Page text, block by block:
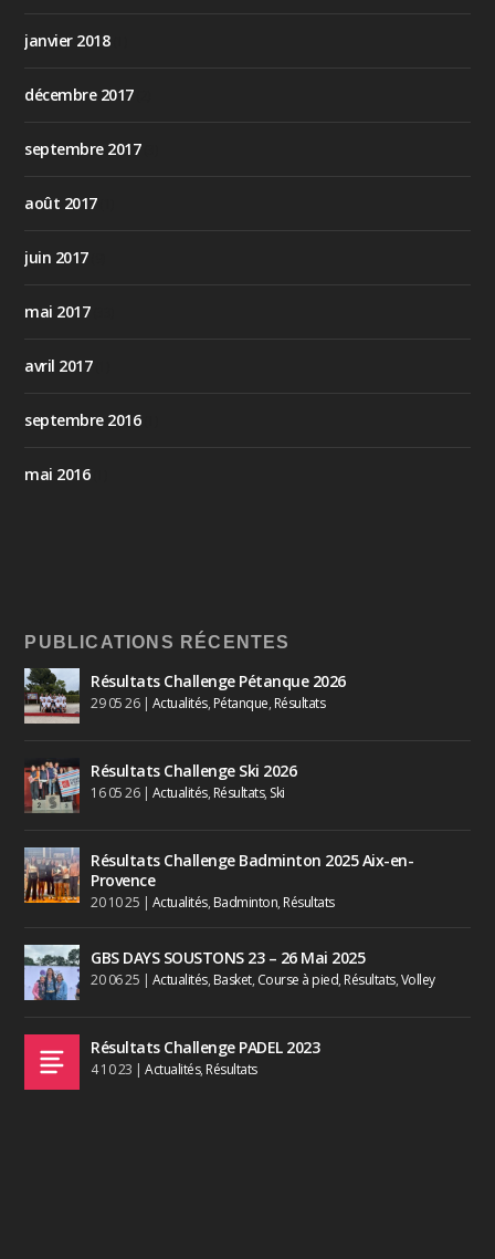
janvier 2018(1)
décembre 2017(2)
septembre 2017(3)
août 2017(1)
juin 2017(9)
mai 2017(33)
avril 2017(1)
septembre 2016(1)
mai 2016(1)
PUBLICATIONS RÉCENTES
Résultats Challenge Pétanque 2026
29 05 26| Actualités, Pétanque, Résultats
Résultats Challenge Ski 2026
16 05 26| Actualités, Résultats, Ski
Résultats Challenge Badminton 2025 Aix-en-
Provence
20 10 25 | Actualités, Badminton, Résultats
GBS DAYS SOUSTONS 23 – 26 Mai 2025
20 06 25 | Actualités, Basket, Course à pied, Résultats,Volley
Résultats Challenge PADEL 2023
4 10 23 |Actualités, Résultats